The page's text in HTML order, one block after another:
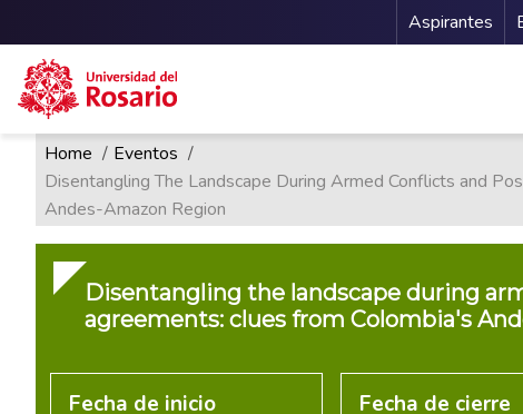
Pasar al contenido principal
Menu
Aspirantes
Ruta de navegación
Home
Eventos
Disentangling The Landscape During Armed Conflicts and
Andes-Amazon Region
Disentangling the landscape during
agreements: clues from Colombia's
Fecha de inicio Fecha de cierre